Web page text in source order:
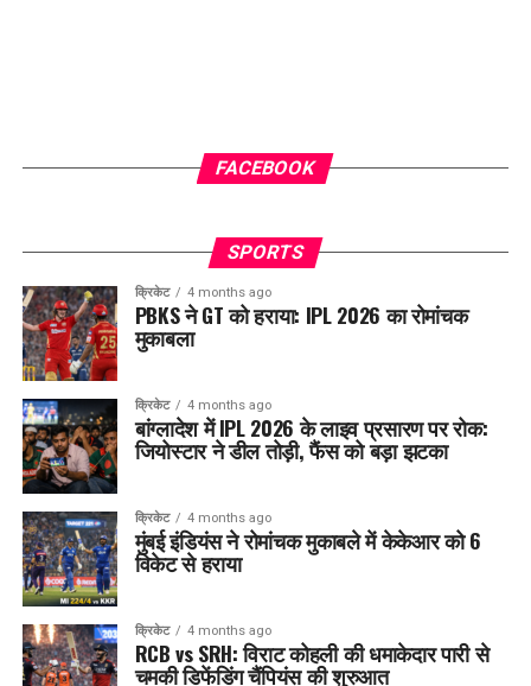
FACEBOOK
SPORTS
क्रिकेट 4 months ago
PBKS ने GT को हराया: IPL 2026 का रोमांचक
मुकाबला
क्रिकेट 4 months ago
बांग्लादेश में IPL 2026 के लाइव प्रसारण पर रोक:
जियोस्टार ने डील तोड़ी, फैंस को बड़ा झटका
क्रिकेट 4 months ago
मुंबई इंडियंस ने रोमांचक मुकाबले में केकेआर को 6
विकेट से हराया
क्रिकेट 4 months ago
RCB vs SRH: विराट कोहली की धमाकेदार पारी से
चमकी डिफेंडिंग चैंपियंस की शुरुआत